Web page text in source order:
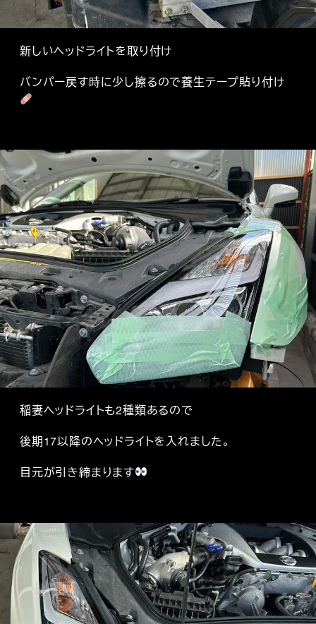
新しいヘッドライトを取り付け
バンパー戻す時に少し擦るので養生テープ貼り付け
稲妻ヘッドライトも2種類あるので
後期17以降のヘッドライトを入れました。
目元が引き締まります